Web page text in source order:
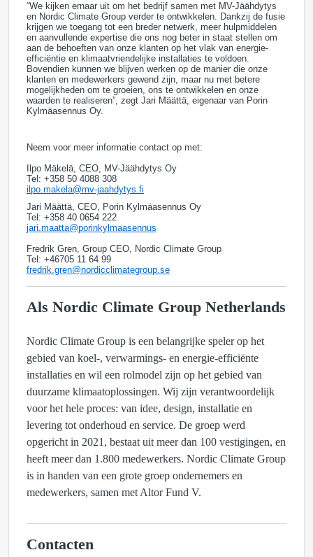
“We kijken ernaar uit om het bedrijf samen met MV-Jäähdytys
en Nordic Climate Group verder te ontwikkelen. Dankzij de fusie
krijgen we toegang tot een breder netwerk, meer hulpmiddelen
en aanvullende expertise die ons nog beter in staat stellen om
aan de behoeften van onze klanten op het vlak van energie-
efficiëntie en klimaatvriendelijke installaties te voldoen.
Bovendien kunnen we blijven werken op de manier die onze
klanten en medewerkers gewend zijn, maar nu met betere
mogelijkheden om te groeien, ons te ontwikkelen en onze
waarden te realiseren”, zegt Jari Määttä, eigenaar van Porin
Kylmäasennus Oy.
Neem voor meer informatie contact op met:
Ilpo Mäkelä, CEO, MV-Jäähdytys Oy
Tel: +358 50 4088 308
ilpo.makela@mv-jaahdytys.fi
Jari Määttä, CEO, Porin Kylmäasennus Oy
Tel: +358 40 0654 222
jari.maatta@porinkylmaasennus
Fredrik Gren, Group CEO, Nordic Climate Group
Tel: +46705 11 64 99
fredrik.gren@nordicclimategroup.se
Als Nordic Climate Group Netherlands
Nordic Climate Group is een belangrijke speler op het
gebied van koel-, verwarmings- en energie-efficiënte
installaties en wil een rolmodel zijn op het gebied van
duurzame klimaatoplossingen. Wij zijn verantwoordelijk
voor het hele proces: van idee, design, installatie en
levering tot onderhoud en service. De groep werd
opgericht in 2021, bestaat uit meer dan 100 vestigingen, en
heeft meer dan 1.800 medewerkers. Nordic Climate Group
is in handen van een grote groep ondernemers en
medewerkers, samen met Altor Fund V.
Contacten